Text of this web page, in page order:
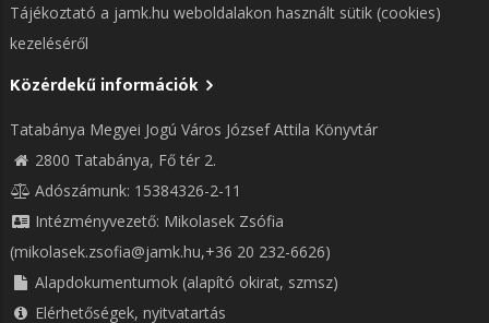
Tájékoztató a jamk.hu weboldalakon használt sütik (cookies)
kezeléséről
Közérdekű információk
Tatabánya Megyei Jogú Város József Attila Könyvtár
2800 Tatabánya, Fő tér 2.
Adószámunk: 15384326-2-11
Intézményvezető: Mikolasek Zsófia
(mikolasek.zsofia@jamk.hu,+36 20 232-6626)
Alapdokumentumok (alapító okirat, szmsz)
Elérhetőségek, nyitvatartás